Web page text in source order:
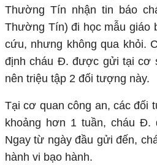
Thường Tín nhận tin báo
Thường Tín) đi học mẫu giáo
cứu, nhưng không qua khỏi.
định cháu Đ. được gửi tại cơ
nên triệu tập 2 đối tượng này.
Tại cơ quan công an, các đối
khoảng hơn 1 tuần, cháu
Ngay từ ngày đầu gửi đến,
hành vi bạo hành.